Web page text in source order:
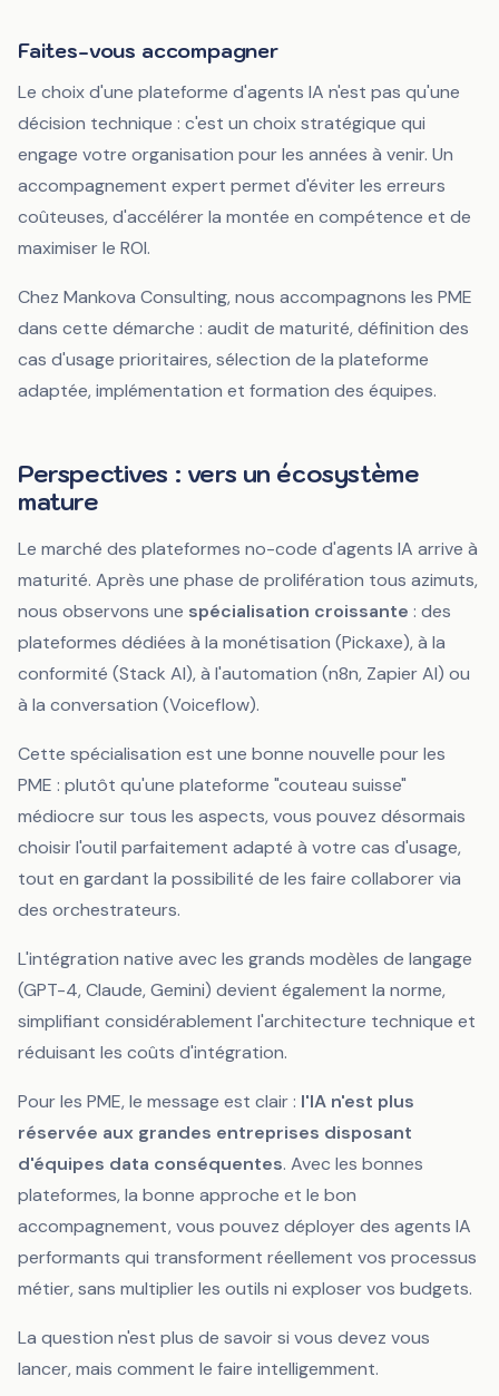
Faites-vous accompagner
Le choix d'une plateforme d'agents IA n'est pas qu'une
décision technique : c'est un choix stratégique qui
engage votre organisation pour les années à venir. Un
accompagnement expert permet d'éviter les erreurs
coûteuses, d'accélérer la montée en compétence et de
maximiser le ROI.
Chez Mankova Consulting, nous accompagnons les PME
dans cette démarche : audit de maturité, définition des
cas d'usage prioritaires, sélection de la plateforme
adaptée, implémentation et formation des équipes.
Perspectives : vers un écosystème
mature
Le marché des plateformes no-code d'agents IA arrive à
maturité. Après une phase de prolifération tous azimuts,
nous observons une spécialisation croissante : des
plateformes dédiées à la monétisation (Pickaxe), à la
conformité (Stack AI), à l'automation (n8n, Zapier AI) ou
à la conversation (Voiceflow).
Cette spécialisation est une bonne nouvelle pour les
PME : plutôt qu'une plateforme "couteau suisse"
médiocre sur tous les aspects, vous pouvez désormais
choisir l'outil parfaitement adapté à votre cas d'usage,
tout en gardant la possibilité de les faire collaborer via
des orchestrateurs.
L'intégration native avec les grands modèles de langage
(GPT-4, Claude, Gemini) devient également la norme,
simplifiant considérablement l'architecture technique et
réduisant les coûts d'intégration.
Pour les PME, le message est clair : l'IA n'est plus
réservée aux grandes entreprises disposant
d'équipes data conséquentes. Avec les bonnes
plateformes, la bonne approche et le bon
accompagnement, vous pouvez déployer des agents IA
performants qui transforment réellement vos processus
métier, sans multiplier les outils ni exploser vos budgets.
La question n'est plus de savoirsi vous devez vous
lancer, mais comment le faire intelligemment.